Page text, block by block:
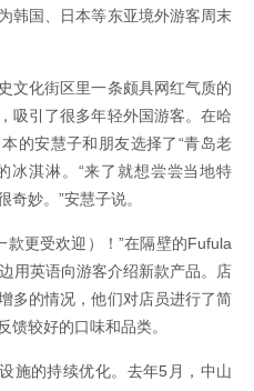
韩国、日本等东亚境外游客周末
文化街区里一条颇具网红气质的
吸引了很多年轻外国游客。在哈
的安慧子和朋友选择了“青岛老
冰淇淋。“来了就想尝尝当地特
妙。”安慧子说。
更受欢迎）！”在隔壁的Fufula
用英语向游客介绍新款产品。店
多的情况，他们对店员进行了简
馈较好的口味和品类。
施的持续优化。去年5月，中山